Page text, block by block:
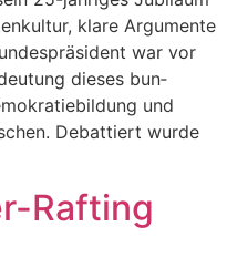
klare Argu­mente
war vor
dieses bun­
und
Debat­tiert wurde
Rafting